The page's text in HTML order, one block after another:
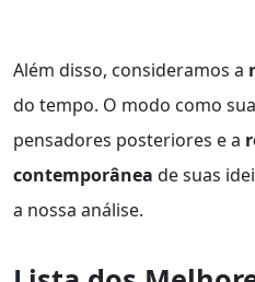
Além disso, consideramos a
do tempo. O modo como
pensadores posteriores e a
contemporânea de suas
a nossa análise.